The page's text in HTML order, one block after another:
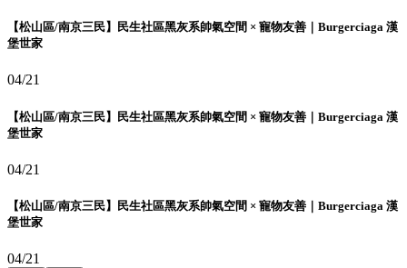
【松山區/南京三民】民生社區黑灰系帥氣空間 × 寵物友善｜Burgerciaga 漢
堡世家
04/21
【松山區/南京三民】民生社區黑灰系帥氣空間 × 寵物友善｜Burgerciaga 漢
堡世家
04/21
【松山區/南京三民】民生社區黑灰系帥氣空間 × 寵物友善｜Burgerciaga 漢
堡世家
04/21